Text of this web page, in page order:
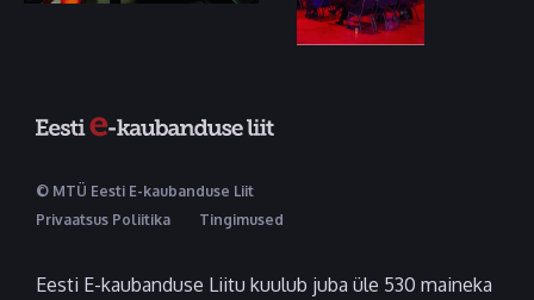
© MTÜ Eesti E-kaubanduse Liit
Privaatsus Poliitika
Tingimused
Eesti E-kaubanduse Liitu kuulub juba üle 530 maineka